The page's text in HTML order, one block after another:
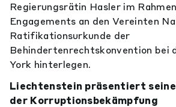
Regierungsrätin Hasler im
Engagements an den Vereinten
Ratifikationsurkunde der
Behindertenrechtskonvention bei
York hinterlegen.
Liechtenstein präsentiert
der Korruptionsbekämpfung